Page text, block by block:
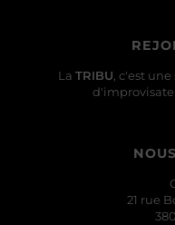
La TRIBU, c'est
21 rue